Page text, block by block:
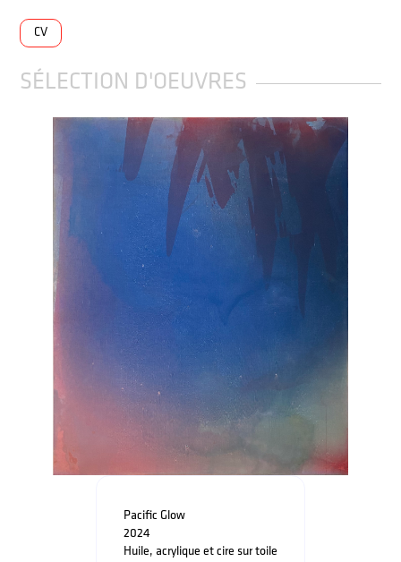
CV
SÉLECTION D'OEUVRES
Pacific Glow
2024
Huile, acrylique et cire sur toile